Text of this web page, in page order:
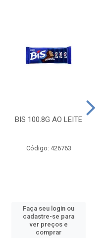
BIS 100.8G AO LEITE
Código: 426763
Faça seu login ou
cadastre-se para
ver preços e
comprar